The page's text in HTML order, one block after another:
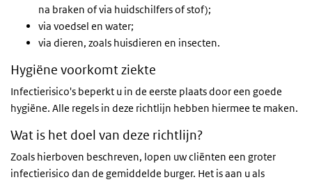
na braken of via huidschilfers of stof);
via voedsel en water;
via dieren, zoals huisdieren en insecten.
Hygiëne voorkomt ziekte
Infectierisico's beperkt u in de eerste plaats door een goede
hygiëne. Alle regels in deze richtlijn hebben hiermee te maken.
Wat is het doel van deze richtlijn?
Zoals hierboven beschreven, lopen uw cliënten een groter
infectierisico dan de gemiddelde burger. Het is aan u als